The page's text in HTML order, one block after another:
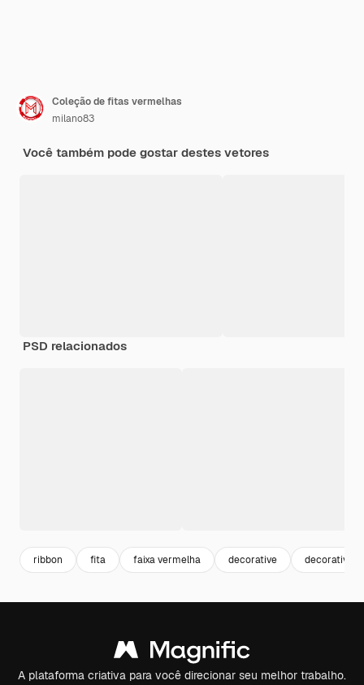
Coleção de fitas vermelhas
milano83
Você também pode gostar destes vetores
PSD relacionados
ribbon fita faixa vermelha decorative decorativo
A plataforma criativa para você direcionar seu melhor trabalho.